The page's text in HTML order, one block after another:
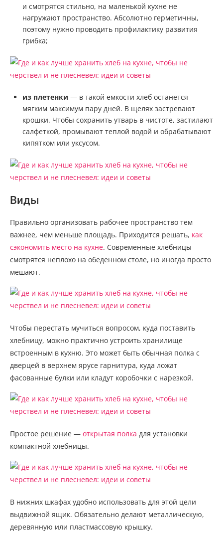
и смотрятся стильно, на маленькой кухне не
нагружают пространство. Абсолютно герметичны,
поэтому нужно проводить профилактику развития
грибка;
из плетенки — в такой емкости хлеб останется
мягким максимум пару дней. В щелях застревают
крошки. Чтобы сохранить утварь в чистоте, застилают
салфеткой, промывают теплой водой и обрабатывают
кипятком или уксусом.
Виды
Правильно организовать рабочее пространство тем
важнее, чем меньше площадь. Приходится решать, как
сэкономить место на кухне. Современные хлебницы
смотрятся неплохо на обеденном столе, но иногда просто
мешают.
Чтобы перестать мучиться вопросом, куда поставить
хлебницу, можно практично устроить хранилище
встроенным в кухню. Это может быть обычная полка с
дверцей в верхнем ярусе гарнитура, куда ложат
фасованные булки или кладут коробочки с нарезкой.
Простое решение — открытая полка для установки
компактной хлебницы.
В нижних шкафах удобно использовать для этой цели
выдвижной ящик. Обязательно делают металлическую,
деревянную или пластмассовую крышку.